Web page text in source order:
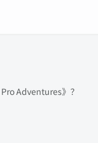
Adventures》？